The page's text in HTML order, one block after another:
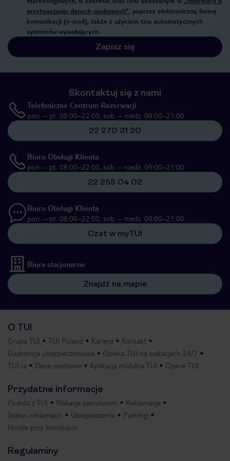
przetwarzaniu danych osobowych”, poprzez elektroniczną formę
komunikacji (e-mail), także z użyciem tzw. automatycznych
systemów wywołujących.
Zapisz się
Skontaktuj się z nami
Telefoniczne Centrum Rezerwacji
pon. – pt. 08:00–22:00, sob. – niedz. 09:00–21:00
22 270 31 20
Biuro Obsługi Klienta
pon. – pt. 08:00–22:00, sob. – niedz. 09:00–21:00
22 255 04 02
Biuro Obsługi Klienta
pon. – pt. 08:00–22:00, sob. – niedz. 09:00–21:00
Czat w myTUI
Biura stacjonarne
Znajdź na mapie
O TUI
Grupa TUI TUI Poland Kariera
Kontakt
Gwarancja ubezpieczeniowa
Opieka TUI na wakacjach 24/7
TUI.cz
Dane osobowe Aplikacja mobilna TUI Opinie TUI
Przydatne informacje
Podróż z TUI Wakacje samolotem
Reklamacje
Status reklamacji
Ubezpieczenia
Parkingi
Hotele przy lotniskach
Regulaminy